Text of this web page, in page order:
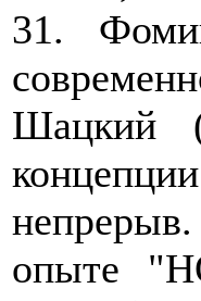
31.
Шацкий
опыте